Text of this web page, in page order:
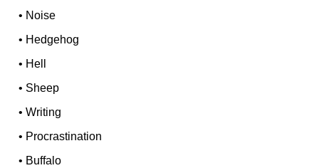
• Noise
• Hedgehog
• Hell
• Sheep
•Writing
• Procrastination
• Buffalo